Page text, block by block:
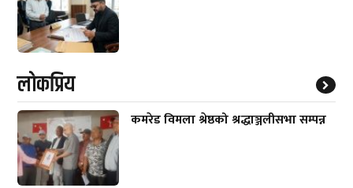
लाेकप्रिय
कमरेड विमला श्रेष्ठको श्रद्धाञ्जलीसभा सम्पन्न